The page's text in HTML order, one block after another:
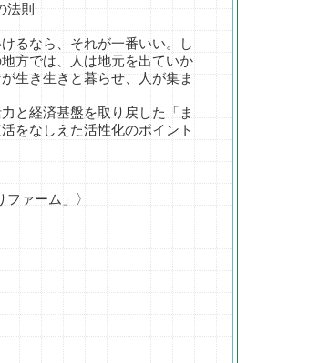
法則
るなら、それが一番いい。し
方では、人は地元を出ていか
生き生きと暮らせ、人が集ま
と経済基盤を取り戻した「ま
をなしえた活性化のポイント
ァーム」〉